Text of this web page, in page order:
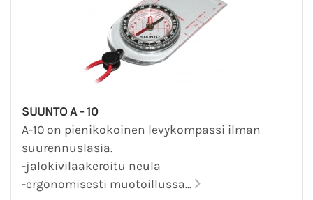
SUUNTO A - 10
A-10 on pienikokoinen levykompassi ilman
suurennuslasia.
-jalokivilaakeroitu neula
-ergonomisesti muotoillussa...